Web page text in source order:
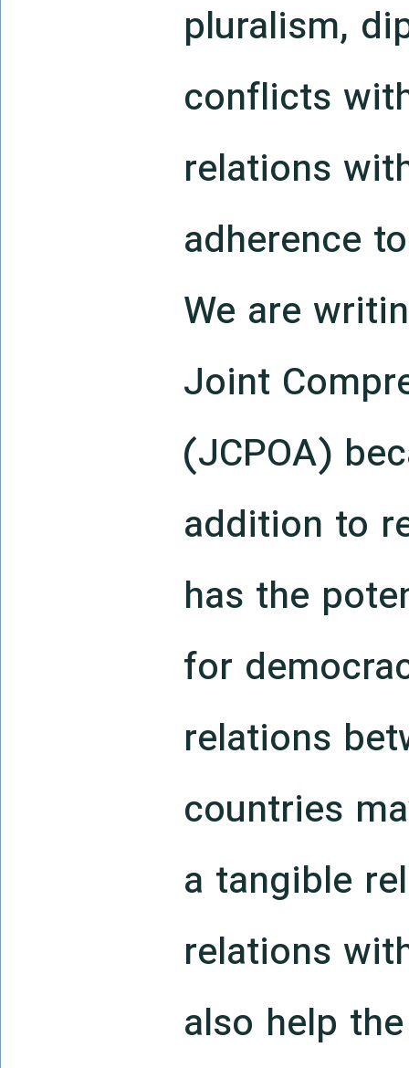
pluralism,
conflicts
relations
adherence
We are
Joint
(JCPOA)
addition to
has the
for
relations
countries
a tangible
relations
also help